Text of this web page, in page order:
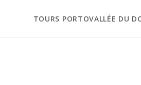
TOURS PORTOVALLÉE DU